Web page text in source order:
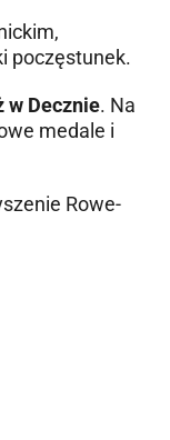
poczęstunek.
w Decznie. Na
medale i
Rowe-